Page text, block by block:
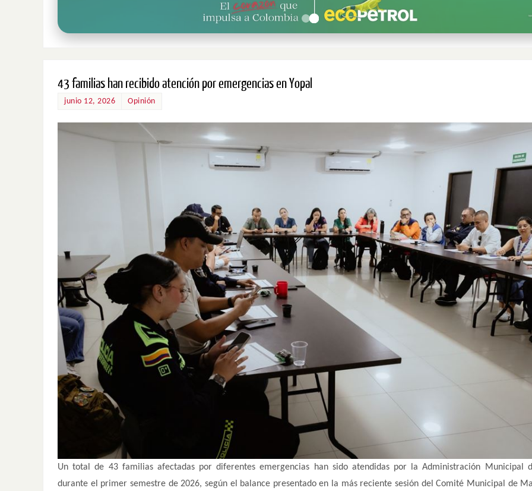
43 familias han recibido atención por emergencias en Yopal
junio 12, 2026 Opinión
Un total de 43 familias afectadas por diferentes emergencias han sido atendidas por la Administración Municipal
durante el primer semestre de 2026, según el balance presentado en la más reciente sesión del Comité Municipal de